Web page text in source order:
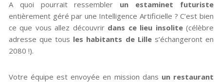
A quoi pourrait ressembler un estaminet futuriste
entièrement géré par une Intelligence Artificielle ? C’est bien
ce que vous allez découvrir dans ce lieu insolite(célèbre
adresse que tous les habitants de Lilles’échangeront en
2080 !).
Votre équipe est envoyée en mission dans un restaurant